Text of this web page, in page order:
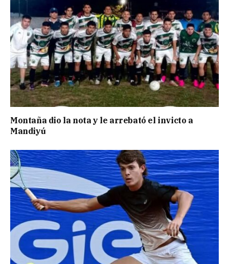
Montaña dio la nota y le arrebató el invicto a
Mandiyú